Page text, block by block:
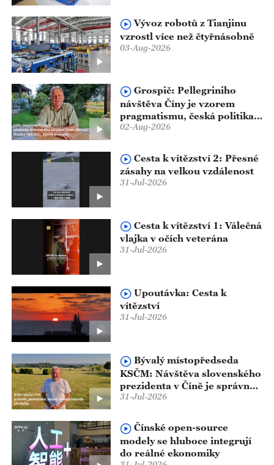
Vývoz robotů z Tianjinu
vzrostl více než čtyřnásobně
03-Aug-2026
Grospič: Pellegriniho
návštěva Číny je vzorem
pragmatismu, česká politika
vůči Číně jde špatným
02-Aug-2026
Cesta k vítězství 2: Přesné
zásahy na velkou vzdálenost
31-Jul-2026
Cesta k vítězství 1: Válečná
vlajka v očích veterána
31-Jul-2026
Upoutávka​: Cesta k
vítězství
31-Jul-2026
Bývalý místopředseda
KSČM: Návštěva slovenského
prezidenta v Číně je správnou
cestou pragmatické
31-Jul-2026
Čínské open-source
modely se hluboce integrují
do reálné ekonomiky